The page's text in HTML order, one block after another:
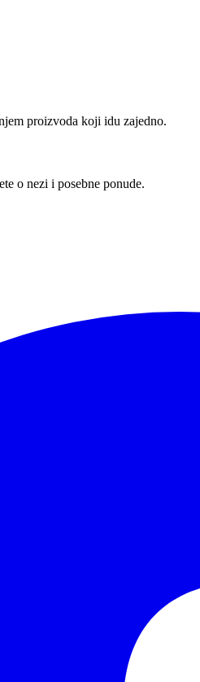
proizvoda koji idu zajedno.
o nezi i posebne ponude.